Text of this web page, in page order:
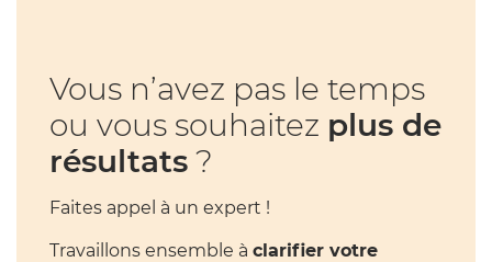
Vous n’avez pas le temps
ou vous souhaitez plus de
résultats ?
Faites appel à un expert !
Travaillons ensemble à clarifier votre